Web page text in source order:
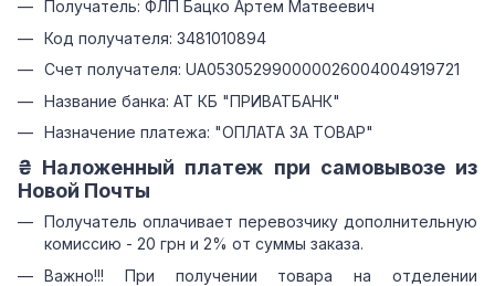
Получатель: ФЛП Бацко Артем Матвеевич
Код получателя: 3481010894
Счет получателя: UA053052990000026004004919721
Название банка: АТ КБ "ПРИВАТБАНК"
Назначение платежа: "ОПЛАТА ЗА ТОВАР"
₴ Наложенный платеж при самовывозе из
Новой Почты
Получатель оплачивает перевозчику дополнительную
комиссию - 20 грн и 2% от суммы заказа.
Важно!!! При получении товара на отделении